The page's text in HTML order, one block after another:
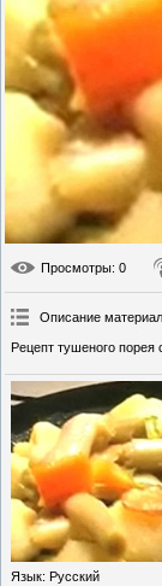
Просмотры: 0
Описание
Рецепт тушеного
Язык: Русский